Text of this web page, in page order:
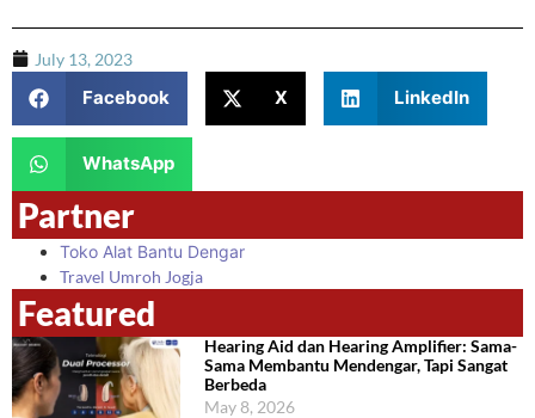
July 13, 2023
Facebook X LinkedIn
WhatsApp
Partner
Toko Alat Bantu Dengar
Travel Umroh Jogja
Featured
Hearing Aid dan Hearing Amplifier: Sama-
Sama Membantu Mendengar, Tapi Sangat
Berbeda
May 8, 2026